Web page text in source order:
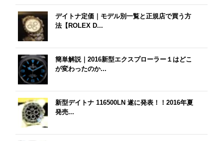
デイトナ定価｜モデル別一覧と正規店で買う方
法【ROLEX D...
簡単解説｜2016新型エクスプローラー１はどこ
が変わったのか...
新型デイトナ 116500LN 遂に発表！！2016年夏
発売...